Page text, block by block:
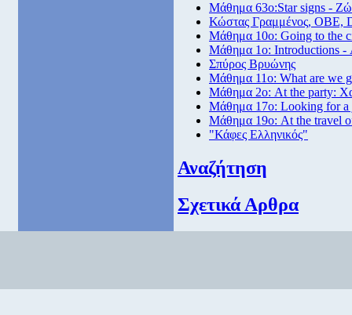
Μάθημα 63ο:Star signs -
Κώστας Γραμμένος, ΟΒΕ,
Μάθημα 10ο: Going to the
Μάθημα 1ο: Introductions -
Σπύρος Βρυώνης
Μάθημα 11ο: What are we
Μάθημα 2ο: At the party:
Μάθημα 17ο: Looking for a
Μάθημα 19ο: At the travel
"Κάφες Ελληνικός"
Αναζήτηση
Σχετικά Αρθρα